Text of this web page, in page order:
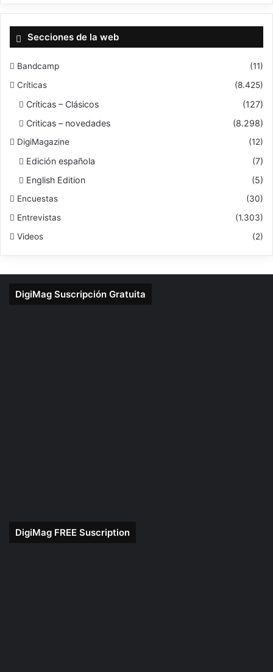
Secciones de la web
Bandcamp
(11)
Críticas
(8.425)
Críticas – Clásicos
(127)
Criticas – novedades
(8.298)
DigiMagazine (12)
Edición española
(7)
English Edition
(5)
Encuestas
(30)
Entrevistas
(1.303)
Videos
(2)
DigiMag Suscripción Gratuita
DigiMag FREE Suscription